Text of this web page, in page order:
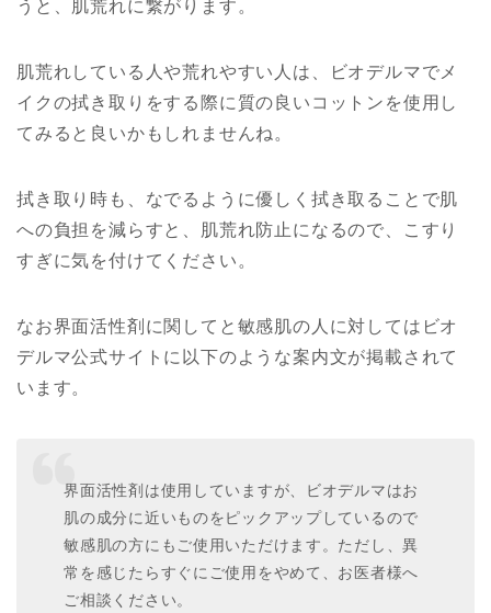
うと、肌荒れに繋がります。
肌荒れしている人や荒れやすい人は、ビオデルマでメ
イクの拭き取りをする際に質の良いコットンを使用し
てみると良いかもしれませんね。
拭き取り時も、なでるように優しく拭き取ることで肌
への負担を減らすと、肌荒れ防止になるので、こすり
すぎに気を付けてください。
なお界面活性剤に関してと敏感肌の人に対してはビオ
デルマ公式サイトに以下のような案内文が掲載されて
います。
界面活性剤は使用していますが、ビオデルマはお
肌の成分に近いものをピックアップしているので
敏感肌の方にもご使用いただけます。ただし、異
常を感じたらすぐにご使用をやめて、お医者様へ
ご相談ください。